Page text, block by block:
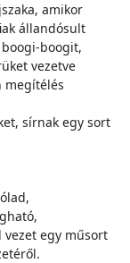
amikor
állandósult
boogit,
vezetve
megítélés
sírnak egy sort
vezet egy műsort